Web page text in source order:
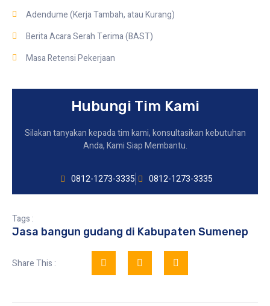
Adendume (Kerja Tambah, atau Kurang)
Berita Acara Serah Terima (BAST)
Masa Retensi Pekerjaan
Hubungi Tim Kami
Silakan tanyakan kepada tim kami, konsultasikan kebutuhan
Anda, Kami Siap Membantu.
0812-1273-3335 0812-1273-3335
Tags :
Jasa bangun gudang di Kabupaten Sumenep
Share This :